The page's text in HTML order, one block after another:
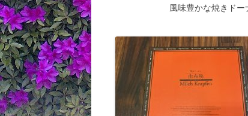
風味豊かな焼きド